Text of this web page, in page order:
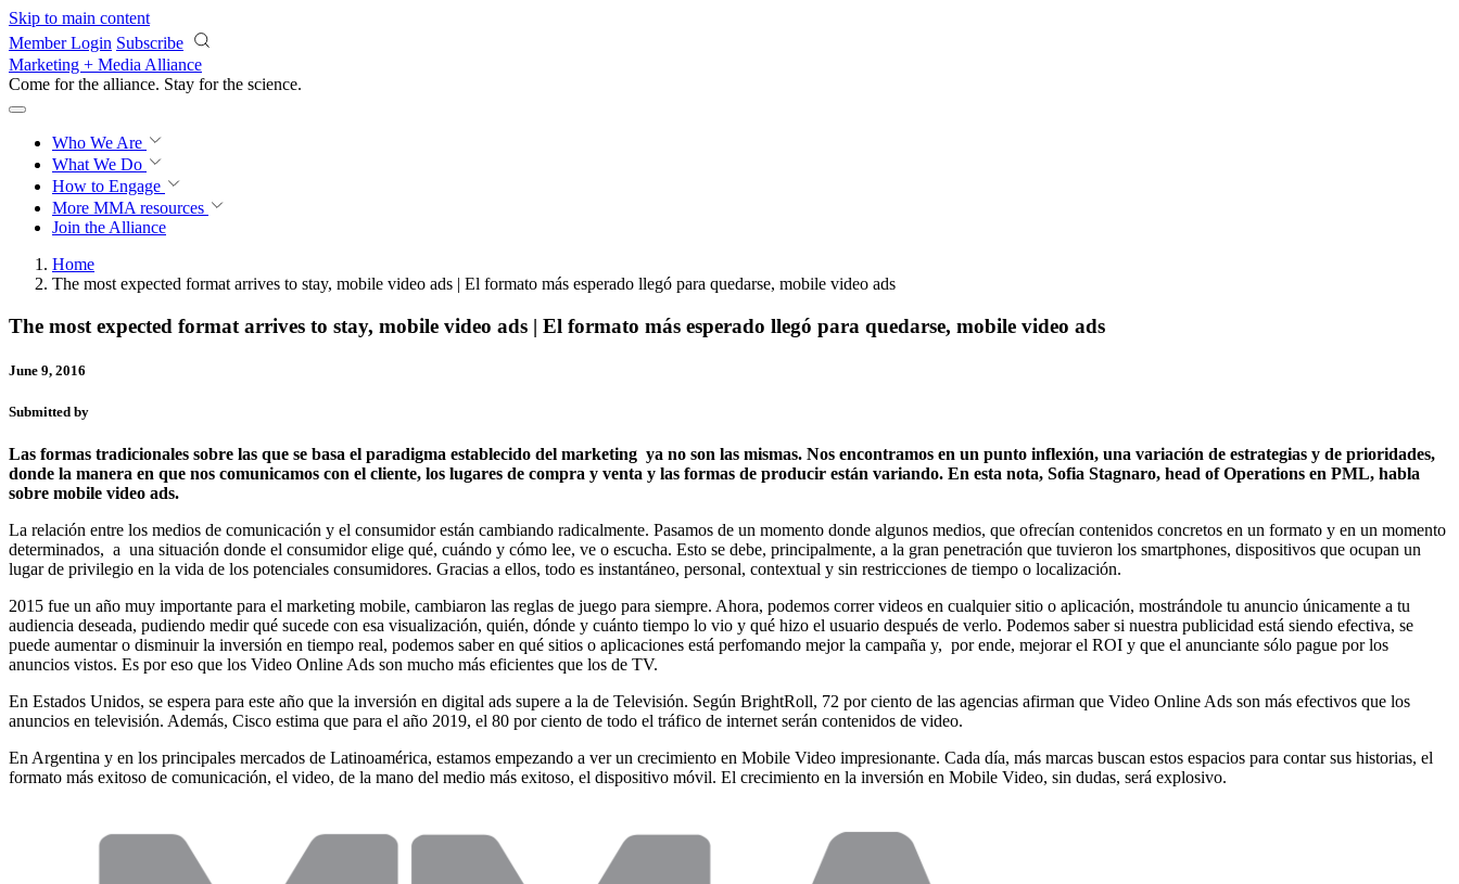
Skip to main content
Member Login Subscribe
Marketing + Media Alliance
Come for the alliance. Stay for the science.
Who We Are
What We Do
How to Engage
More MMA resources
Join the Alliance
Home
The most expected format arrives to stay, mobile video ads | El formato más esperado llegó para quedarse, mobile video ads
The most expected format arrives to stay, mobile video ads | El formato más esperado llegó para quedarse, mobile video ads
June 9, 2016
Submitted by
Las formas tradicionales sobre las que se basa el paradigma establecido del marketing ya no son las mismas. Nos encontramos en un punto inflexión, una variación de estrategias y de prioridades,
donde la manera en que nos comunicamos con el cliente, los lugares de compra y venta y las formas de producir están variando. En esta nota, Sofia Stagnaro, head of Operations en PML, habla
sobre mobile video ads.
La relación entre los medios de comunicación y el consumidor están cambiando radicalmente. Pasamos de un momento donde algunos medios, que ofrecían contenidos concretos en un formato y en un momento
determinados, a una situación donde el consumidor elige qué, cuándo y cómo lee, ve o escucha. Esto se debe, principalmente, a la gran penetración que tuvieron los smartphones, dispositivos que ocupan un
lugar de privilegio en la vida de los potenciales consumidores. Gracias a ellos, todo es instantáneo, personal, contextual y sin restricciones de tiempo o localización.
2015 fue un año muy importante para el marketing mobile, cambiaron las reglas de juego para siempre. Ahora, podemos correr videos en cualquier sitio o aplicación, mostrándole tu anuncio únicamente a tu
audiencia deseada, pudiendo medir qué sucede con esa visualización, quién, dónde y cuánto tiempo lo vio y qué hizo el usuario después de verlo. Podemos saber si nuestra publicidad está siendo efectiva, se
puede aumentar o disminuir la inversión en tiempo real, podemos saber en qué sitios o aplicaciones está perfomando mejor la campaña y, por ende, mejorar el ROI y que el anunciante sólo pague por los
anuncios vistos. Es por eso que los Video Online Ads son mucho más eficientes que los de TV.
En Estados Unidos, se espera para este año que la inversión en digital ads supere a la de Televisión. Según BrightRoll, 72 por ciento de las agencias afirman que Video Online Ads son más efectivos que los
anuncios en televisión. Además, Cisco estima que para el año 2019, el 80 por ciento de todo el tráfico de internet serán contenidos de video.
En Argentina y en los principales mercados de Latinoamérica, estamos empezando a ver un crecimiento en Mobile Video impresionante. Cada día, más marcas buscan estos espacios para contar sus historias, el
formato más exitoso de comunicación, el video, de la mano del medio más exitoso, el dispositivo móvil. El crecimiento en la inversión en Mobile Video, sin dudas, será explosivo.